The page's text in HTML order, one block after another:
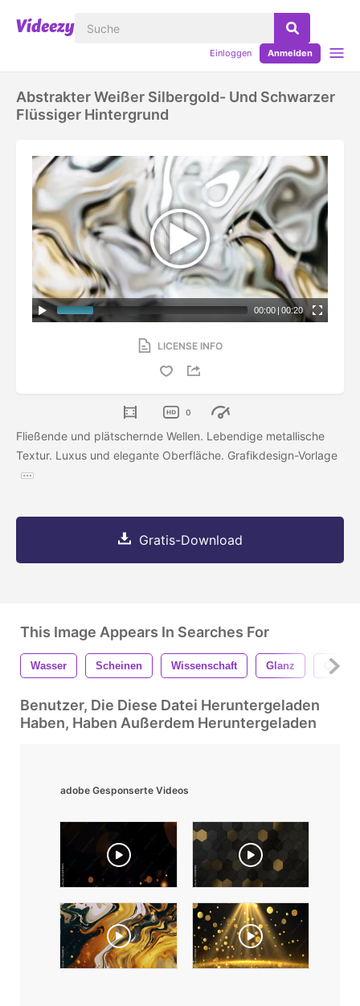
Einloggen Anmelden
Abstrakter Weißer Silbergold- Und Schwarzer
Flüssiger Hintergrund
00:00 | 00:20
LICENSE INFO
0
Fließende und plätschernde Wellen. Lebendige metallische
Textur. Luxus und elegante Oberfläche. Grafikdesign-Vorlage
Gratis-Download
This Image Appears In Searches For
Wasser Scheinen Wissenschaft Glanz
Benutzer, Die Diese Datei Heruntergeladen
Haben, Haben Außerdem Heruntergeladen
adobe Gesponserte Videos